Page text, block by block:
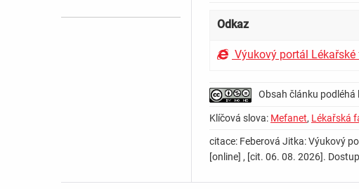
Odkaz
Výukový portál
Obsah článku podléhá
Klíčová slova: Mefanet, Lékařská
citace: Feberová Jitka: Výukový
[online] , [cit. 06. 08. 2026].